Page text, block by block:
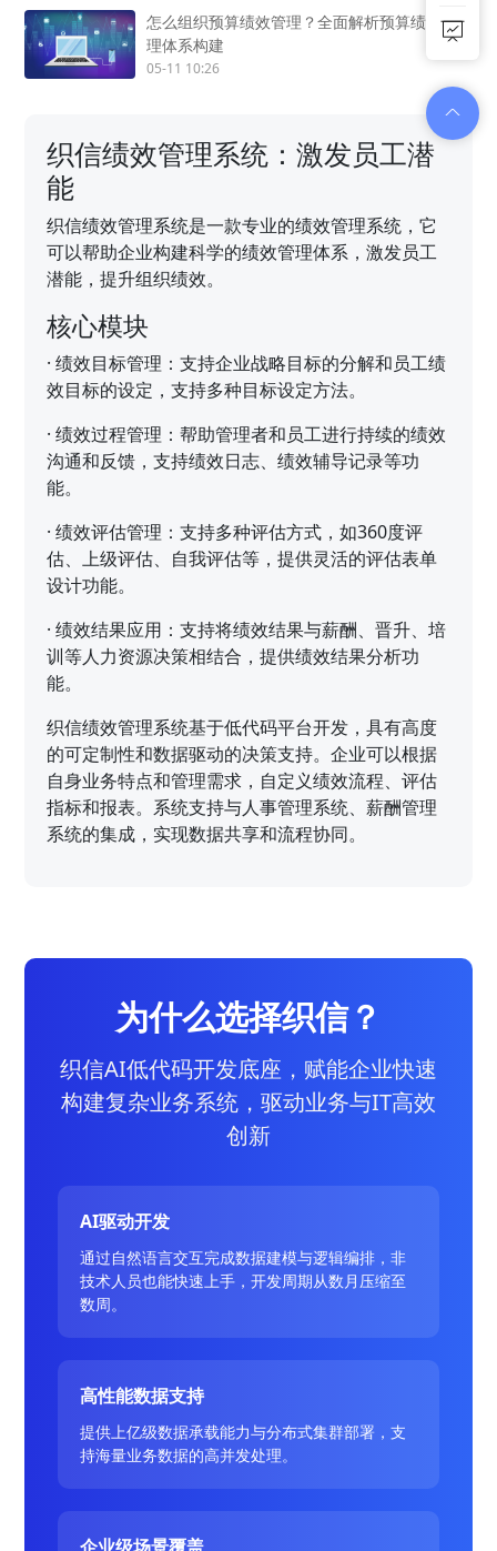
怎么组织预算绩效管理？全面解析预算绩效管
理体系构建
05-11 10:26
织信绩效管理系统：激发员工潜
能
织信绩效管理系统是一款专业的绩效管理系统，它
可以帮助企业构建科学的绩效管理体系，激发员工
潜能，提升组织绩效。
核心模块
·绩效目标管理：支持企业战略目标的分解和员工绩
效目标的设定，支持多种目标设定方法。
·绩效过程管理：帮助管理者和员工进行持续的绩效
沟通和反馈，支持绩效日志、绩效辅导记录等功
能。
·绩效评估管理：支持多种评估方式，如360度评
估、上级评估、自我评估等，提供灵活的评估表单
设计功能。
·绩效结果应用：支持将绩效结果与薪酬、晋升、培
训等人力资源决策相结合，提供绩效结果分析功
能。
织信绩效管理系统基于低代码平台开发，具有高度
的可定制性和数据驱动的决策支持。企业可以根据
自身业务特点和管理需求，自定义绩效流程、评估
指标和报表。系统支持与人事管理系统、薪酬管理
系统的集成，实现数据共享和流程协同。
为什么选择织信？
织信AI低代码开发底座，赋能企业快速
构建复杂业务系统，驱动业务与IT高效
创新
AI驱动开发
通过自然语言交互完成数据建模与逻辑编排，非
技术人员也能快速上手，开发周期从数月压缩至
数周。
高性能数据支持
提供上亿级数据承载能力与分布式集群部署，支
持海量业务数据的高并发处理。